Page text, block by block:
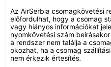
Az AirSerbia csomagkövetési
előfordulhat, hogy a csomag
vagy hiányos információkat
nyomkövetési szám
a rendszer nem találja a
okozhat, ha a csomag
nem érkezik értesítés.